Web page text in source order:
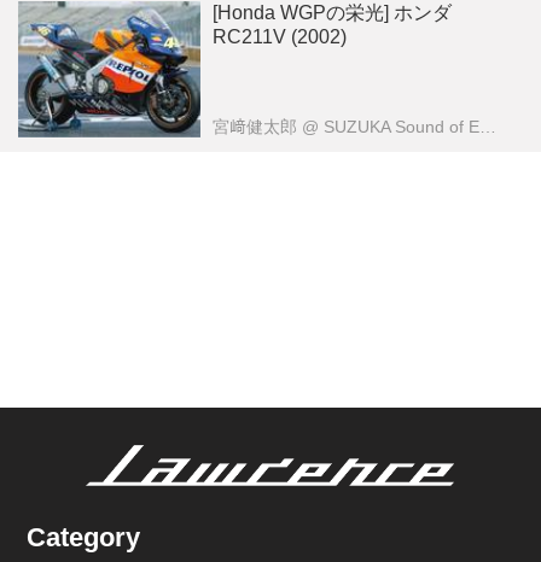
[Honda WGPの栄光] ホンダ
RC211V (2002)
宮﨑健太郎 @ SUZUKA Sound of ENGINE
Category